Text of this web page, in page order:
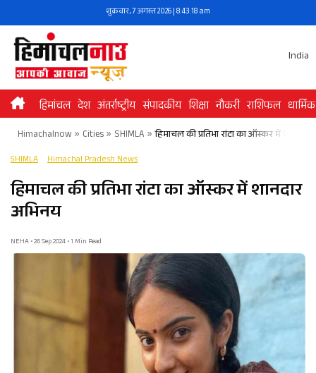
to
content
शुक्रवार, 7 अगस्त 2026 | 8:43:19 am
India
हिमांचल देश अंतर्राष्ट्रीय संपादकीय शिक्षा नौकरी राशिफल धार्मिक
Himachalnow» Cities» SHIMLA » हिमाचल की प्रतिभा रांटा का ऑस्कर में शानदार
SHIMLA Himachal Pradesh News
हिमाचल की प्रतिभा रांटा का ऑस्कर में शानदार
अभिनय
NEHA • 26 Sep 2024 • 1 Min Read